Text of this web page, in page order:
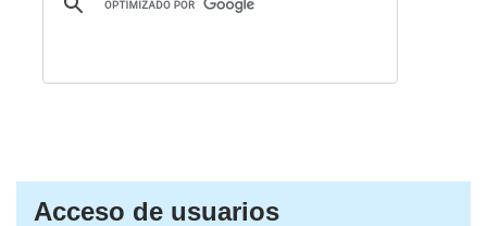
Acceso de usuarios